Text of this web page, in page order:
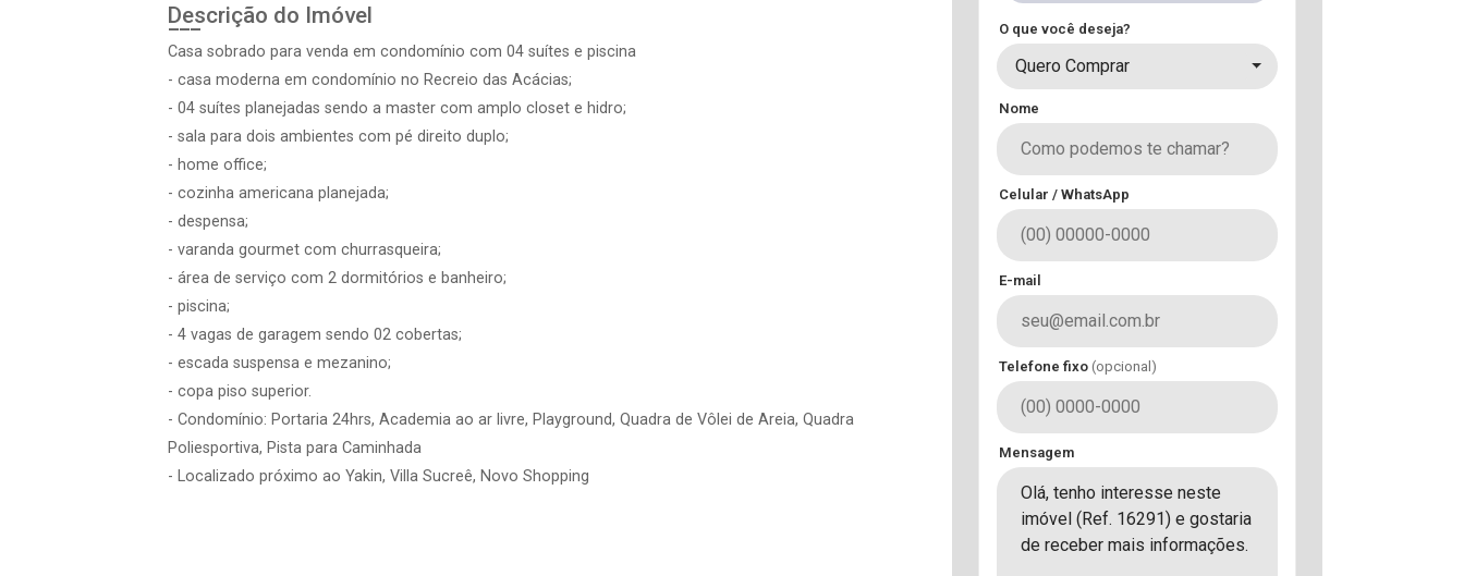
Descrição do Imóvel
Casa sobrado para venda em condomínio com 04 suítes e piscina
- casa moderna em condomínio no Recreio das Acácias;
- 04 suítes planejadas sendo a master com amplo closet e hidro;
- sala para dois ambientes com pé direito duplo;
- home office;
- cozinha americana planejada;
- despensa;
- varanda gourmet com churrasqueira;
- área de serviço com 2 dormitórios e banheiro;
- piscina;
- 4 vagas de garagem sendo 02 cobertas;
- escada suspensa e mezanino;
- copa piso superior.
- Condomínio: Portaria 24hrs, Academia ao ar livre, Playground, Quadra de Vôlei de Areia, Quadra
Poliesportiva, Pista para Caminhada
- Localizado próximo ao Yakin, Villa Sucreê, Novo Shopping
O que você deseja?
Quero Comprar
Nome
Celular / WhatsApp
E-mail
Telefone fixo (opcional)
Mensagem